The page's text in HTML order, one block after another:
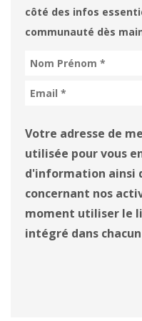
côté des infos
communauté dès
Votre adresse de
utilisée pour vous
d'information ainsi
concernant nos
moment utiliser le
intégré dans